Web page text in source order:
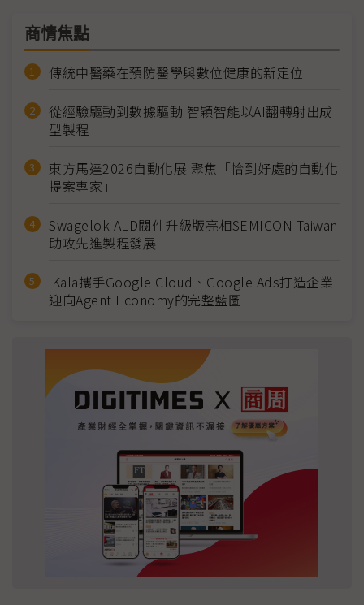
商情焦點
傳統中醫藥在預防醫學與數位健康的新定位
從經驗驅動到數據驅動 智穎智能以AI翻轉射出成
型製程
東方馬達2026自動化展 聚焦「恰到好處的自動化
提案專家」
Swagelok ALD閥件升級版亮相SEMICON Taiwan
助攻先進製程發展
iKala攜手Google Cloud、Google Ads打造企業
迎向Agent Economy的完整藍圖